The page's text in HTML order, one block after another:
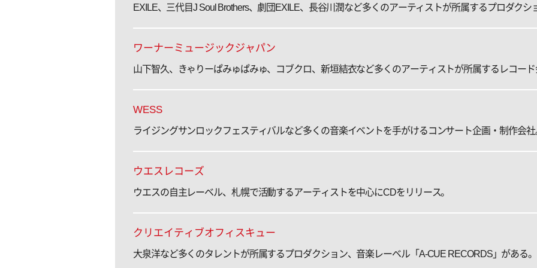
EXILE、三代目J Soul Brothers、劇団EXILE、長谷川潤など多くのアーティストが所属するプロダクシ
ワーナーミュージックジャパン
山下智久、きゃりーぱみゅぱみゅ、コブクロ、新垣結衣など多くのアーティストが所属するレコード
WESS
ライジングサンロックフェスティバルなど多くの音楽イベントを手がけるコンサート企画・制作会社
ウエスレコーズ
ウエスの自主レーベル、札幌で活動するアーティストを中心にCDをリリース。
クリエイティブオフィスキュー
大泉洋など多くのタレントが所属するプロダクション、音楽レーベル「A-CUE RECORDS」がある。